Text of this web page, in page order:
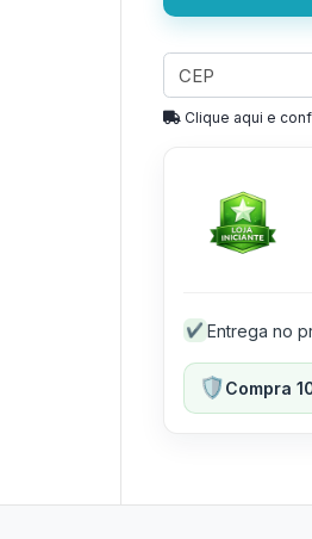
Clique aqui e
✔ Entrega no
🛡️Compra